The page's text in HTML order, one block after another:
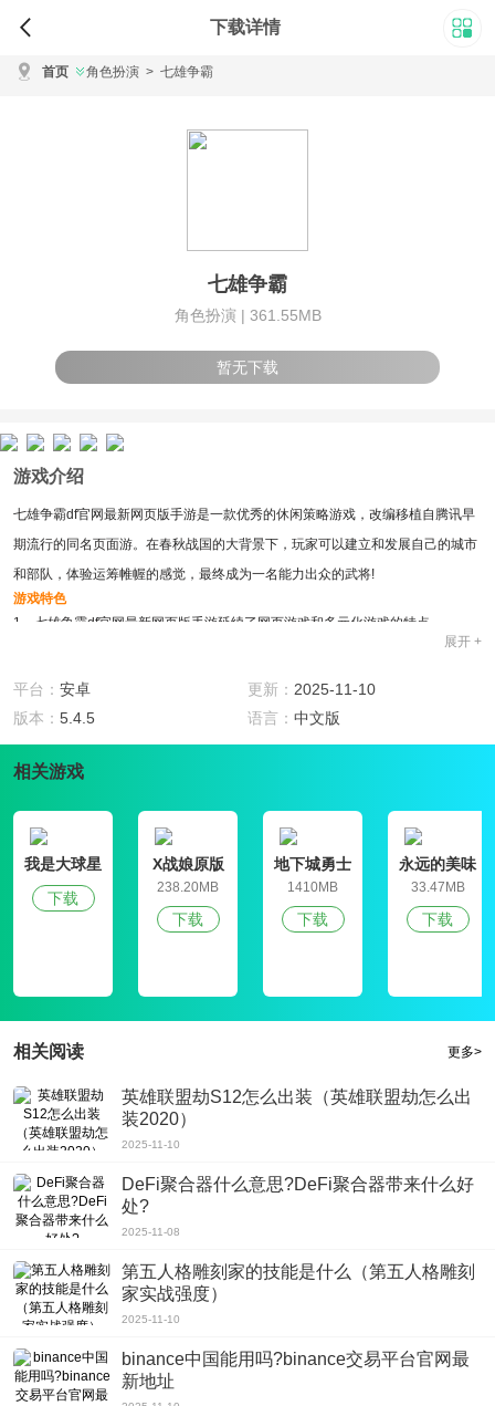
下载详情
首页 角色扮演 > 七雄争霸
七雄争霸
角色扮演 | 361.55MB
暂无下载
游戏介绍
七雄争霸df官网最新网页版手游是一款优秀的休闲策略游戏，改编移植自腾讯早
期流行的同名页面游。在春秋战国的大背景下，玩家可以建立和发展自己的城市
和部队，体验运筹帷幄的感觉，最终成为一名能力出众的武将!
游戏特色
1、七雄争霸df官网最新网页版手游延续了网页游戏和多元化游戏的特点。
3、开放社交平台，与朋友和玩家互动，一起玩游戏，
游戏亮点
淡雅小清新，带点水墨气息。
的基础上加入了一些动态效果，感觉更真实。
自己的部队，赢得世界。
展开 +
平台： 安卓 更新： 2025-11-10
版本： 5.4.5 语言： 中文版
相关游戏
我是大球星
下载
X战娘原版
238.20MB
下载
地下城勇士
官网版
1410MB
下载
永远的美味
星球4破解版
33.47MB
下载
相关阅读 更多>
英雄联盟劫S12怎么出装（英雄联盟劫怎么出
装2020）
2025-11-10
DeFi聚合器什么意思?DeFi聚合器带来什么好
处?
2025-11-08
第五人格雕刻家的技能是什么（第五人格雕刻
家实战强度）
2025-11-10
binance中国能用吗?binance交易平台官网最
新地址